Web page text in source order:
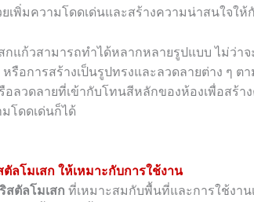
ยเพิ่มความโดดเด่นและสร้างความน่าสนใจใ
กแก้วสามารถทำได้หลากหลายรูปแบบ ไม่ว่า
รือการสร้างเป็นรูปทรงและลวดลายต่าง ๆ
ลวดลายที่เข้ากับโทนสีหลักของห้องเพื่อสร้า
โดดเด่นก็ได้
ตัลโมเสก ให้เหมาะกับการใช้งาน
สตัลโมเสก ที่เหมาะสมกับพื้นที่และการใช้งา